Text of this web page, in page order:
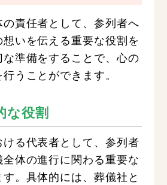
責任者として、参列者へ
いを伝える重要な役割を
準備をすることで、心の
うことができます。
な役割
る代表者として、参列者
体の進行に関わる重要な
。具体的には、葬儀社と